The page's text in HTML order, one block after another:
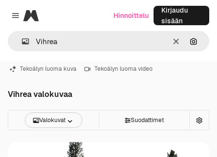
Close menu
Magnific
SelkeäHae
Hinnoittelu
Kirjaudu
sisään
Tekoälyn luoma kuva Tekoälyn luoma video
Vihrea valokuvaa
Valokuvat Suodattimet